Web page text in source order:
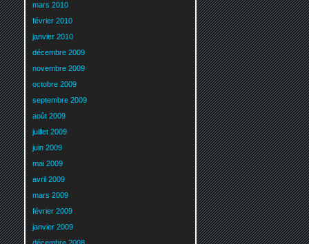
mars 2010
février 2010
janvier 2010
décembre 2009
novembre 2009
octobre 2009
septembre 2009
août 2009
juillet 2009
juin 2009
mai 2009
avril 2009
mars 2009
février 2009
janvier 2009